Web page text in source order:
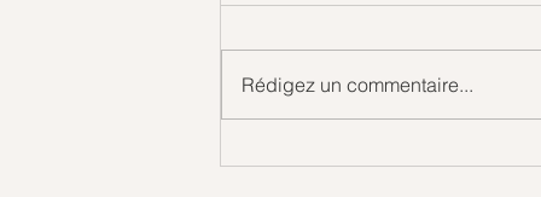
Gouttes d'amour
Rédigez un commentaire...